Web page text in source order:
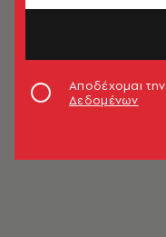
Αποδέχομαι την
Δεδομένων